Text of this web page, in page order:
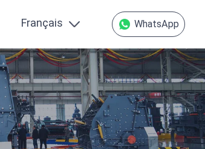
WhatsApp
Français